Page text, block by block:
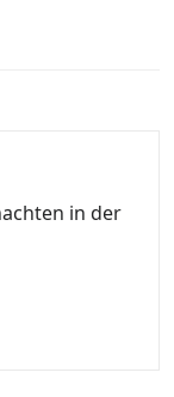
in der